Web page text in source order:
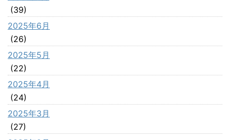
(39)
2025年6月
(26)
2025年5月
(22)
2025年4月
(24)
2025年3月
(27)